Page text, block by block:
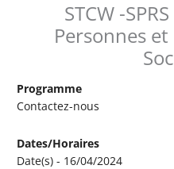
STCW -
Personnes
Programme
Contactez-nous
Dates/Horaires
Date(s) - 16/04/2024